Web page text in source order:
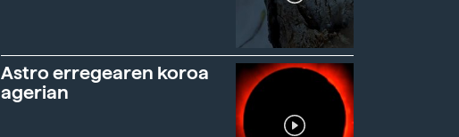
Astro erregearen koroa
agerian